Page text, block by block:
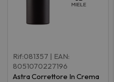
Rif:081357 | EAN:
8051070227196
Astra Correttore In Crema